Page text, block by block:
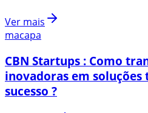
Ver mais
macapa
CBN Startups : Como
inovadoras em soluções
sucesso ?